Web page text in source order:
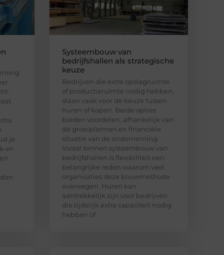
je
en
Systeembouw van
bedrijfshallen als strategische
keuze
Bedrijven die extra opslagruimte
of productieruimte nodig hebben,
staan vaak voor de keuze tussen
huren of kopen. Beide opties
bieden voordelen, afhankelijk van
de groeiplannen en financiële
situatie van de onderneming.
Vooral binnen systeembouw van
bedrijfshallen is flexibiliteit een
belangrijke reden waarom veel
organisaties deze bouwmethode
overwegen. Huren kan
aantrekkelijk zijn voor bedrijven
die tijdelijk extra capaciteit nodig
hebben of